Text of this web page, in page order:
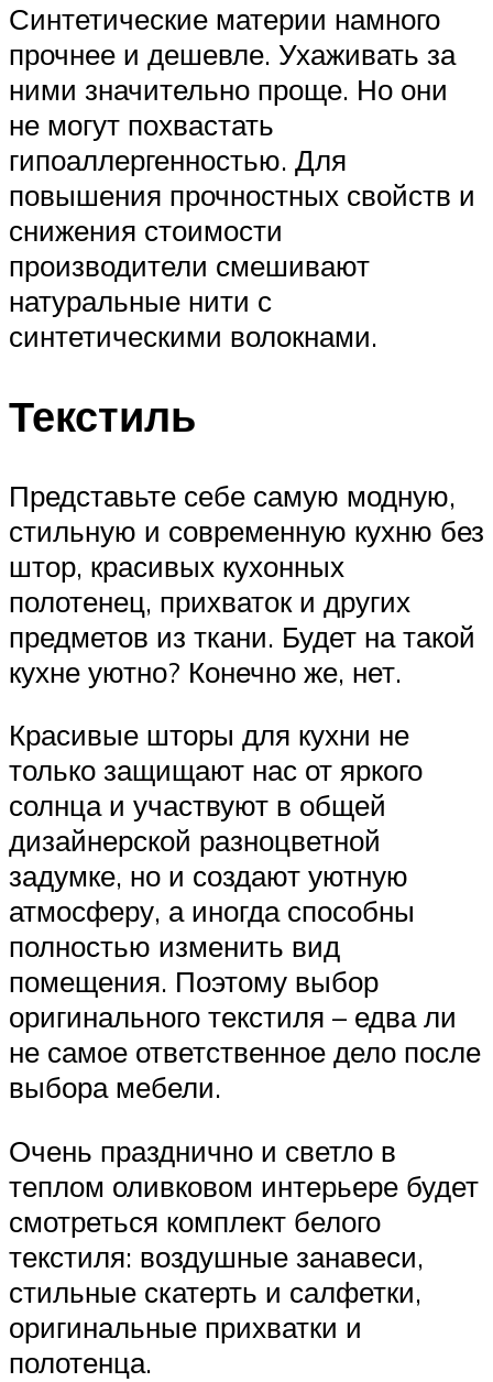
Синтетические материи намного
прочнее и дешевле. Ухаживать за
ними значительно проще. Но они
не могут похвастать
гипоаллергенностью. Для
повышения прочностных свойств и
снижения стоимости
производители смешивают
натуральные нити с
синтетическими волокнами.
Текстиль
Представьте себе самую модную,
стильную и современную кухню без
штор, красивых кухонных
полотенец, прихваток и других
предметов из ткани. Будет на такой
кухне уютно? Конечно же, нет.
Красивые шторы для кухни не
только защищают нас от яркого
солнца и участвуют в общей
дизайнерской разноцветной
задумке, но и создают уютную
атмосферу, а иногда способны
полностью изменить вид
помещения. Поэтому выбор
оригинального текстиля – едва ли
не самое ответственное дело после
выбора мебели.
Очень празднично и светло в
теплом оливковом интерьере будет
смотреться комплект белого
текстиля: воздушные занавеси,
стильные скатерть и салфетки,
оригинальные прихватки и
полотенца.